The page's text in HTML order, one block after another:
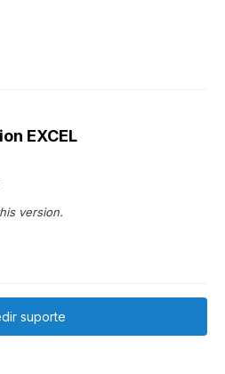
EXCEL
version.
suporte